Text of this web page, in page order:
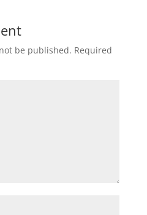
be published. Required